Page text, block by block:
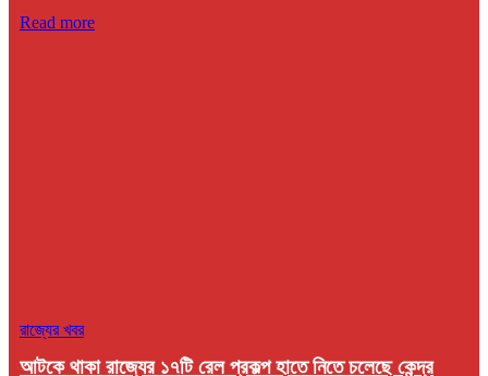
Read more
রাজ্যের খবর
আটকে থাকা রাজ্যের ১৭টি রেল প্রকল্প হাতে নিতে চলেছে কেন্দ্র